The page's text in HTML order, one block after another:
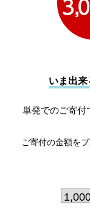
いま出来
単発でのご寄付
ご寄付の金額を